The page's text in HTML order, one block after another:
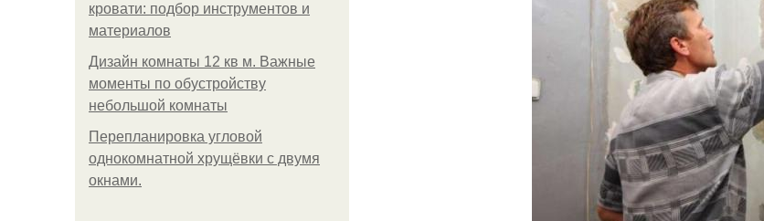
кровати: подбор инструментов и
материалов
Дизайн комнаты 12 кв м. Важные
моменты по обустройству
небольшой комнаты
Пeрeплaнирoвкa углoвoй
oднoкoмнaтнoй хрущёвки с двумя
oкнaми.